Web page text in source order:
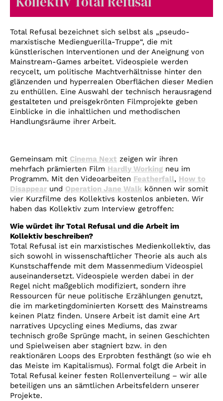
Account
Total Refusal bezeichnet sich selbst als „pseudo-
marxistische Medienguerilla-Truppe“, die mit
künstlerischen Interventionen und der Aneignung von
Mainstream-Games arbeitet. Videospiele werden
recycelt, um politische Machtverhältnisse hinter den
glänzenden und hyperrealen Oberflächen dieser Medien
zu enthüllen. Eine Auswahl der technisch herausragend
gestalteten und preisgekrönten Filmprojekte geben
Einblicke in die inhaltlichen und methodischen
Handlungsräume ihrer Arbeit.
Gemeinsam mit Cinema Next zeigen wir ihren
mehrfach prämierten Film Hardly Working neu im
Programm. Mit den Videoarbeiten Featherfall, How to
Disappear und Operation Jane Walk können wir somit
vier Kurzfilme des Kollektivs kostenlos anbieten. Wir
haben das Kollektiv zum Interview getroffen:
Wie würdet ihr Total Refusal und die Arbeit im
Kollektiv beschreiben?
Total Refusal ist ein marxistisches Medienkollektiv, das
sich sowohl in wissenschaftlicher Theorie als auch als
Kunstschaffende mit dem Massenmedium Videospiel
auseinandersetzt. Videospiele werden dabei in der
Regel nicht maßgeblich modifiziert, sondern ihre
Ressourcen für neue politische Erzählungen genutzt,
die im marketingdominierten Korsett des Mainstreams
keinen Platz finden. Unsere Arbeit ist damit eine Art
narratives Upcycling eines Mediums, das zwar
technisch große Sprünge macht, in seinen Geschichten
und Spielweisen aber stagniert bzw. in den
reaktionären Loops des Erprobten festhängt (so wie eh
das Meiste im Kapitalismus). Formal folgt die Arbeit in
Total Refusal keiner festen Rollenverteilung – wir alle
beteiligen uns an sämtlichen Arbeitsfeldern unserer
Projekte.